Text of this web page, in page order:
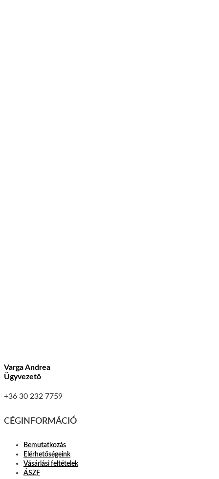
Varga Andrea
Ügyvezető
+36 30 232 7759
CÉGINFORMÁCIÓ
Bemutatkozás
Elérhetőségeink
Vásárlási feltételek
ÁSZF